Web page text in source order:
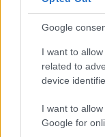
Google
I want to
related to
device
I want to
Google for
Oszd meg